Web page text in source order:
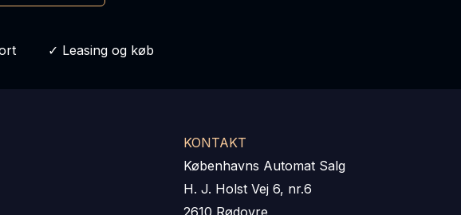
✓ Leasing og køb
KONTAKT
Københavns Automat Salg
H. J. Holst Vej 6, nr.6
2610 Rødovre